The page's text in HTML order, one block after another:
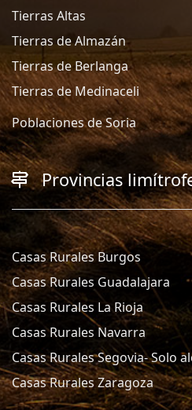
Tierras Altas
Tierras de Almazán
Tierras de Berlanga
Tierras de Medinaceli
Poblaciones de Soria
Provincias
Casas Rurales Burgos
Casas Rurales Guadalajara
Casas Rurales La Rioja
Casas Rurales Navarra
Casas Rurales Segovia- Solo
Casas Rurales Zaragoza